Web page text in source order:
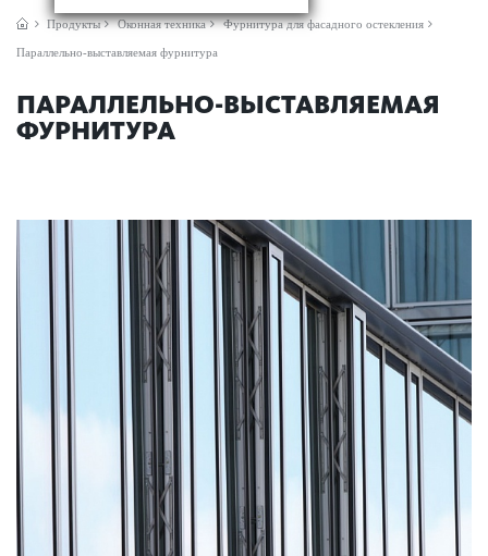
Продукты Оконная техника Фурнитура для фасадного остекления
Параллельно-выставляемая фурнитура
ПАРАЛЛЕЛЬНО-ВЫСТАВЛЯЕМАЯ
ФУРНИТУРА